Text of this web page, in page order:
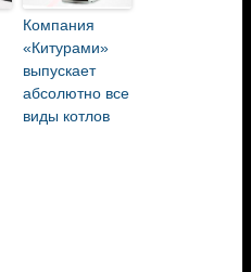
Компания
«Китурами»
выпускает
абсолютно все
виды котлов